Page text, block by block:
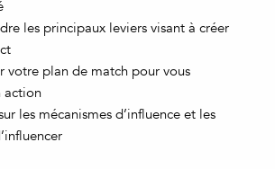
les principaux leviers visant à créer
votre plan de match pour vous
action
les mécanismes d’influence et les